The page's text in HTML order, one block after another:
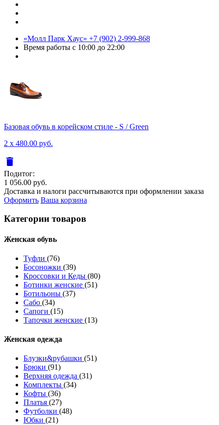
«Молл Парк Хаус» +7 (902) 2-999-868
Время работы с 10:00 до 22:00
Базовая обувь в корейском стиле - S / Green
2 x 480.00 руб.
delete
Подитог:
1 056.00 руб.
Доставка и налоги рассчитываются при оформлении заказа
Оформить Ваша корзина
Категории товаров
Женcкая обувь
Туфли (76)
Босоножки (39)
Кроссовки и Кеды (80)
Ботинки женские (51)
Ботильоны (37)
Сабо (34)
Сапоги (15)
Тапочки женские (13)
Женская одежда
Блузки&рубашки (51)
Брюки (91)
Верхняя одежда (31)
Комплекты (34)
Кофты (36)
Платья (27)
Футболки (48)
Юбки (21)